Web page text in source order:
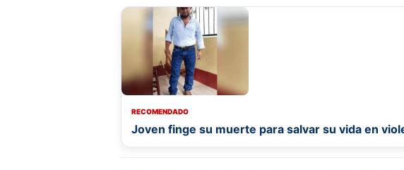
RECOMENDADO
Joven finge su muerte para salvar su vida en